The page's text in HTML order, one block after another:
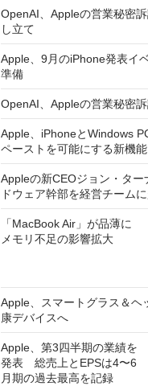
OpenAI、Appleの営業秘密
し立て
Apple、9月のiPhone発表イ
準備
OpenAI、Appleの営業秘密
Apple、iPhoneとWindows
ペーストを可能にする新機
Appleの新CEOジョン・ター
ドウェア幹部を経営チーム
「MacBook Air」が品薄に
メモリ不足の影響拡大
Apple、スマートグラス＆ヘ
康デバイスへ
Apple、第3四半期の業績を
発表 総売上とEPSは4〜6
月期の過去最高を記録